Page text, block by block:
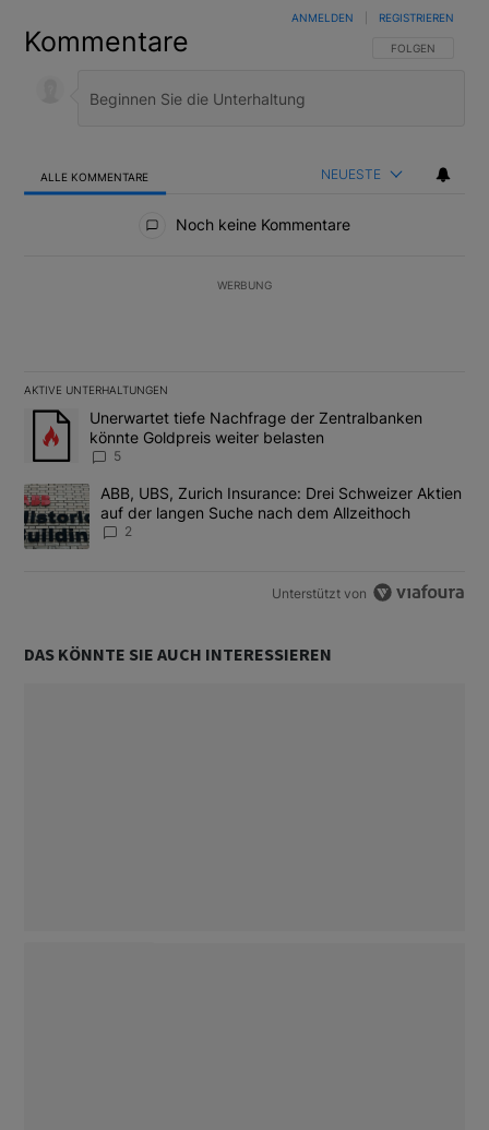
Kommentare FOLGE DIESER
FOLGEN
ANMELDEN REGISTRIEREN
ALLE KOMMENTARE NEUESTE
Noch keine Kommentare
WERBUNG
AKTIVE UNTERHALTUNGEN
Das Folgende ist eine Liste der am meisten kommentierten
Ein Trendartikel mit dem Titel "Unerwartet tiefe Nachfrage der
Unerwartet tiefe Nachfrage der Zentralbanken
könnte Goldpreis weiter belasten
5
Ein Trendartikel mit dem Titel "ABB, UBS, Zurich Insurance:
ABB, UBS, Zurich Insurance: Drei Schweizer Aktien
auf der langen Suche nach dem Allzeithoch
2
Unterstützt von
DAS KÖNNTE SIE AUCH INTERESSIEREN